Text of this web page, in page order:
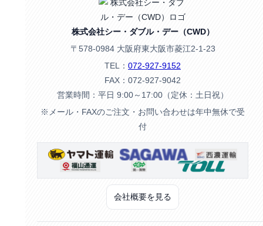
株式会社シー・ダブル・デー（CWD）
〒578-0984 大阪府東大阪市菱江2-1-23
TEL： 072-927-9152
FAX：072-927-9042
営業時間：平日 9:00～17:00（定休：土日祝）
※メール・FAXのご注文・お問い合わせは年中無休で受
付
会社概要を見る